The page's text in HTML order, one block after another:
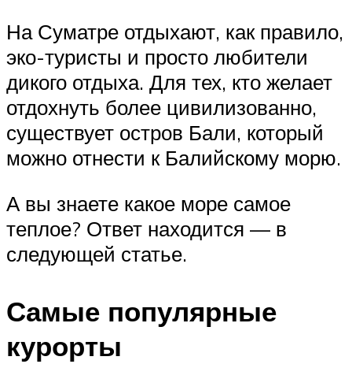
На Суматре отдыхают, как правило,
эко-туристы и просто любители
дикого отдыха. Для тех, кто желает
отдохнуть более цивилизованно,
существует остров Бали, который
можно отнести к Балийскому морю.
А вы знаете какое море самое
теплое? Ответ находится — в
следующей статье.
Самые популярные
курорты